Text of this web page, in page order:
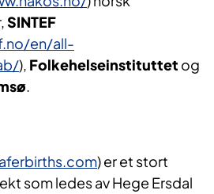
SINTEF
en/all-
), Folkehelseinstituttet og
.
) er et stort
som ledes av Hege Ersdal